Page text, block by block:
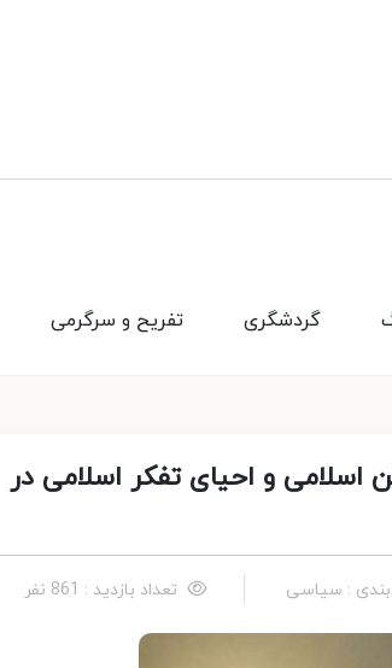
تفریح و سرگرمی گردشگری
و احیای تفکر اسلامی در
: سیاسی تعداد بازدید : 861 نفر